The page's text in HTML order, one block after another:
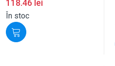
118.46 lei
În stoc